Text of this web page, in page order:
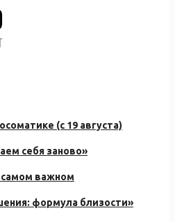
(с 19 августа)
себя заново»
важном
формула близости»